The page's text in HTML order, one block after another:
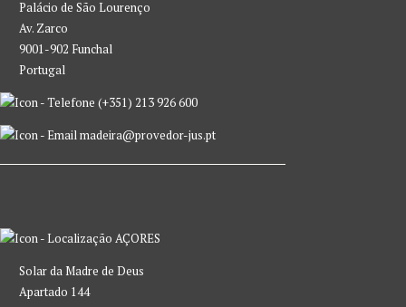
Palácio de São Lourenço
Av. Zarco
9001-902 Funchal
Portugal
(+351) 213 926 600
madeira@provedor-jus.pt
AÇORES
Solar da Madre de Deus
Apartado 144